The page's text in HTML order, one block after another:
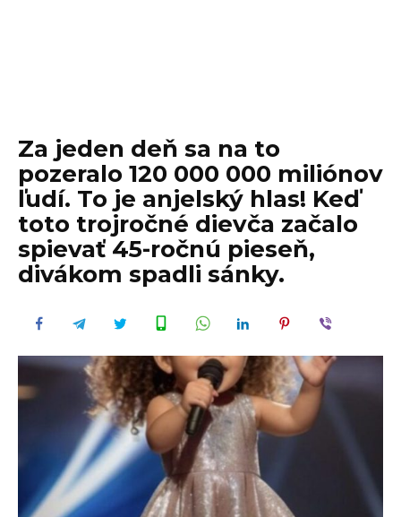
Za jeden deň sa na to
pozeralo 120 000 000 miliónov
ľudí. To je anjelský hlas! Keď
toto trojročné dievča začalo
spievať 45-ročnú pieseň,
divákom spadli sánky.